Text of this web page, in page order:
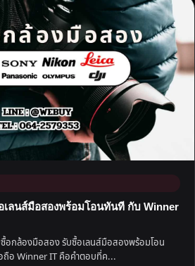
เลนส์มือสองพร้อมโอนทันที กับ Winner
อกล้องมือสอง รับซื้อเลนส์มือสองพร้อมโอน
อถือ Winner IT คือคำตอบที่ค...